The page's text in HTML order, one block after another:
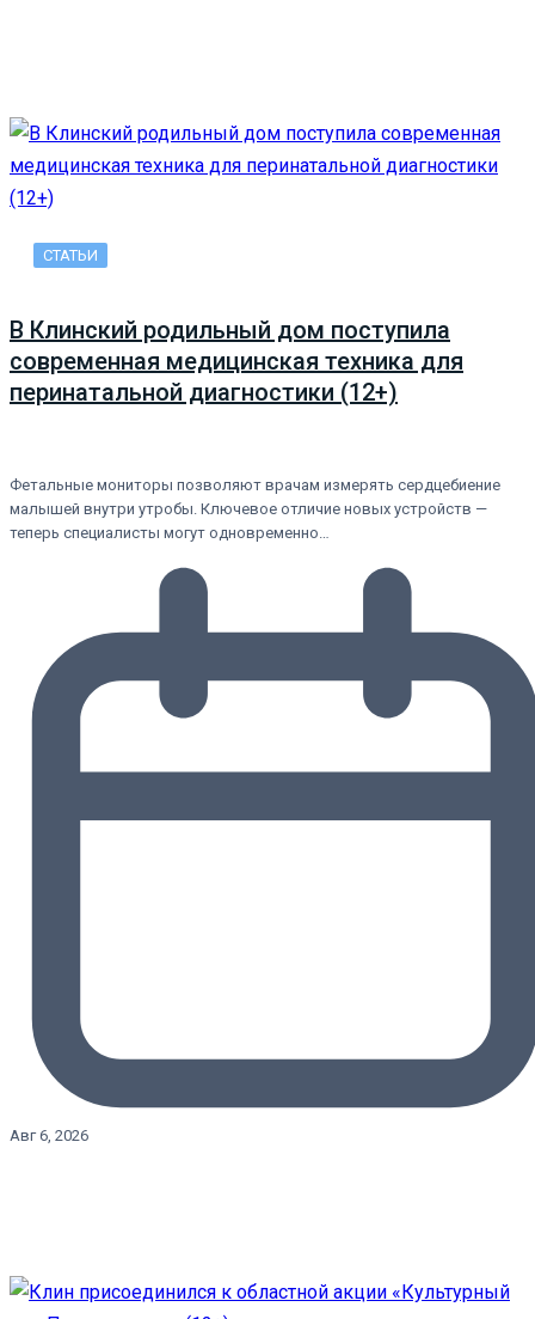
СТАТЬИ
В Клинский родильный дом поступила
современная медицинская техника для
перинатальной диагностики (12+)
Фетальные мониторы позволяют врачам измерять сердцебиение
малышей внутри утробы. Ключевое отличие новых устройств —
теперь специалисты могут одновременно…
Авг 6, 2026